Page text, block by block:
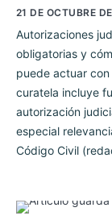
21 DE OCTUBRE
Autorizaciones
obligatorias y
puede actuar
curatela incluye
autorización
especial
Código Civil